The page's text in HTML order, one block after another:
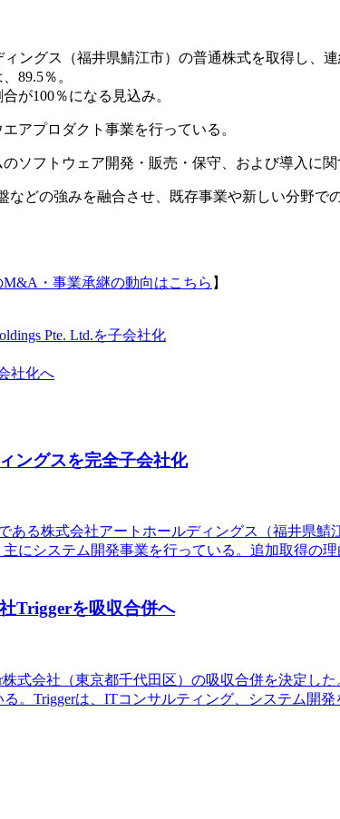
ングス（福井県鯖江市）の普通株式を取得し、
89.5％。
が100％になる見込み。
アプロダクト事業を行っている。
ソフトウェア開発・販売・保守、および導入に
どの強みを融合させ、既存事業や新しい分野で
・事業承継の動向はこちら 】
Pte. Ltd.を子会社化
社化へ
ングスを完全子会社化
ある株式会社アートホールディングス（福井県
にシステム開発事業を行っている。追加取得の
Triggerを吸収合併へ
式会社（東京都千代田区）の吸収合併を決定し
。Triggerは、ITコンサルティング、システム開